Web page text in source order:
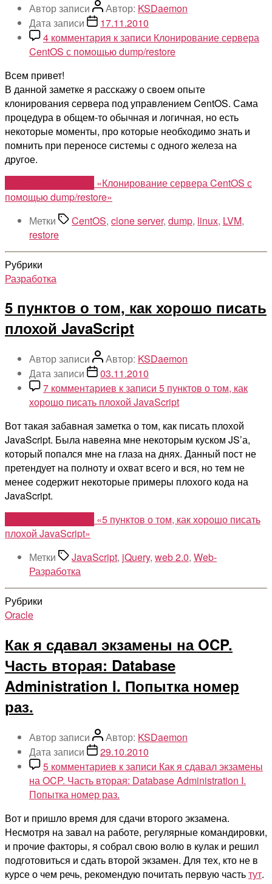
Автор записи Автор: KSDaemon
Дата записи
17.11.2010
4 комментария к записи Клонирование сервера
CentOS с помощью dump/restore
Всем привет!
В данной заметке я расскажу о своем опыте
клонирования сервера под управлением CentOS. Сама
процедура в общем-то обычная и логичная, но есть
некоторые моменты, про которые необходимо знать и
помнить при переносе системы с одного железа на
другое.
«Клонирование сервера CentOS с
помощью dump/restore»
Метки
CentOS, clone server, dump, linux, LVM,
restore
Рубрики
Разработка
5 пунктов о том, как хорошо писать
плохой JavaScript
Автор записи Автор: KSDaemon
Дата записи
03.11.2010
7 комментариев к записи 5 пунктов о том, как
хорошо писать плохой JavaScript
Вот такая забавная заметка о том, как писать плохой
JavaScript. Была навеяна мне некоторым куском JS’а,
который попался мне на глаза на днях. Данный пост не
претендует на полноту и охват всего и вся, но тем не
менее содержит некоторые примеры плохого кода на
JavaScript.
«5 пунктов о том, как хорошо писать
плохой JavaScript»
Метки
JavaScript, jQuery, web 2.0, Web-
Разработка
Рубрики
Oracle
Как я сдавал экзамены на OCP.
Часть вторая: Database
Administration I. Попытка номер
раз.
Автор записи Автор: KSDaemon
Дата записи
29.10.2010
5 комментариев к записи Как я сдавал экзамены
на OCP. Часть вторая: Database Administration I.
Попытка номер раз.
Вот и пришло время для сдачи второго экзамена.
Несмотря на завал на работе, регулярные командировки,
и прочие факторы, я собрал свою волю в кулак и решил
подготовиться и сдать второй экзамен. Для тех, кто не в
курсе о чем речь, рекомендую почитать первую частьтут.